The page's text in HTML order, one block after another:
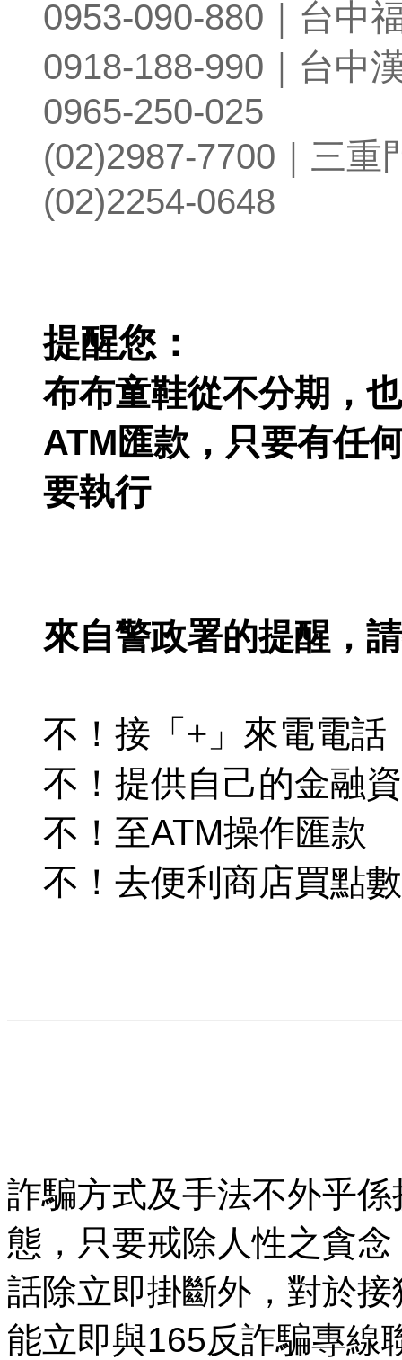
0953-090-880｜台中
0918-188-990｜台中
0965-250-025
(02)2987-7700 ｜三重
(02)2254-0648
提醒您：
布布童鞋從不分期，
ATM匯款， 只要有任
要執行
來自警政署的提醒，
不！接「+」來電電話
不！提供自己的金融
不！至ATM操作匯款
不！去便利商店買點數
詐騙方式及手法不外乎
態，只要戒除人性之貪
話除立即掛斷外，對於
能立即與165反詐騙專線